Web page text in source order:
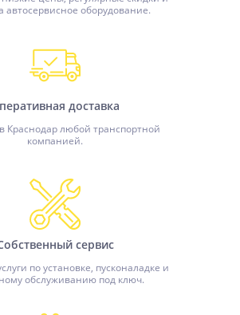
автосервисное оборудование.
доставка
Краснодар любой транспортной
компанией.
сервис
по установке, пусконаладке и
обслуживанию под ключ.